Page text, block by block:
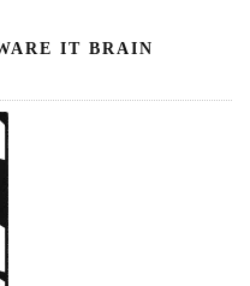
IT BRAIN